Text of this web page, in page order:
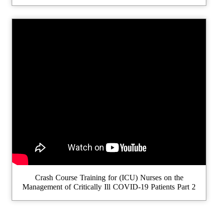
Crash Course Training for (ICU) Nurses on the
Management of Critically Ill COVID-19 Patients Part 2